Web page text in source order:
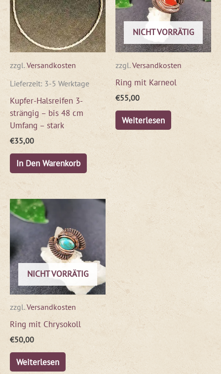
zzgl.Versandkosten
Lieferzeit: 3-5 Werktage
Kupfer-Halsreifen 3-
strängig – bis 48 cm
Umfang – stark
€35,00
In Den Warenkorb
NICHT VORRÄTIG
zzgl.Versandkosten
Ring mit Karneol
€55,00
Weiterlesen
NICHT VORRÄTIG
zzgl.Versandkosten
Ring mit Chrysokoll
€50,00
Weiterlesen